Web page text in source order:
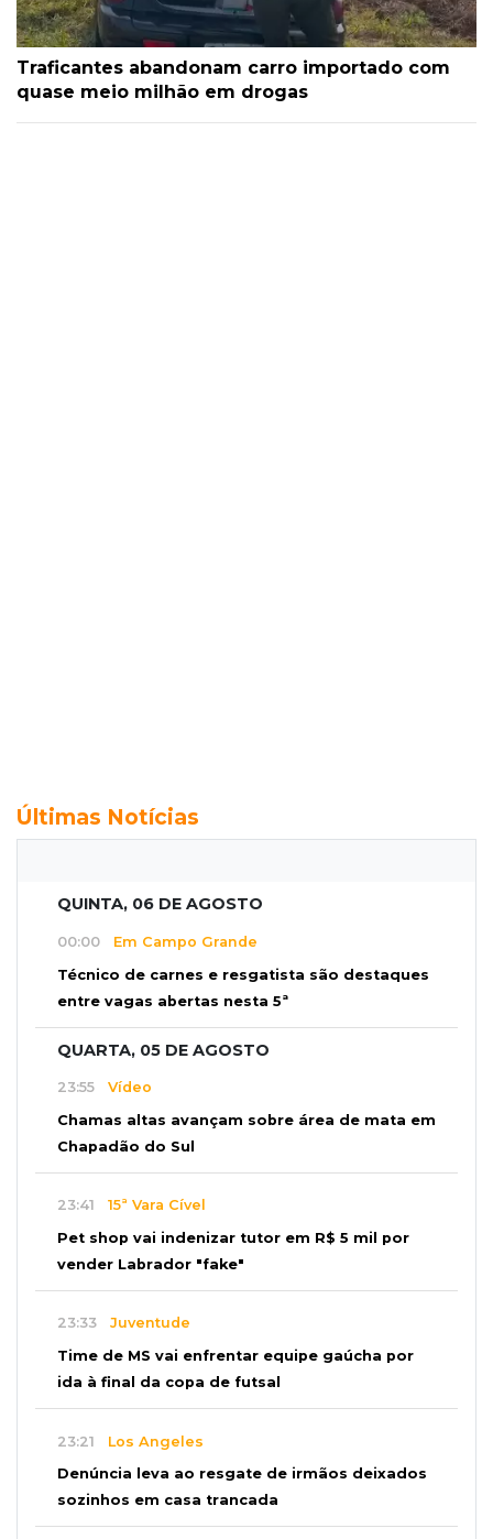
Traficantes abandonam carro importado com
quase meio milhão em drogas
Últimas Notícias
QUINTA, 06 DE AGOSTO
00:00 Em Campo Grande
Técnico de carnes e resgatista são destaques
entre vagas abertas nesta 5ª
QUARTA, 05 DE AGOSTO
23:55 Vídeo
Chamas altas avançam sobre área de mata em
Chapadão do Sul
23:41 15ª Vara Cível
Pet shop vai indenizar tutor em R$ 5 mil por
vender Labrador "fake"
23:33 Juventude
Time de MS vai enfrentar equipe gaúcha por
ida à final da copa de futsal
23:21 Los Angeles
Denúncia leva ao resgate de irmãos deixados
sozinhos em casa trancada